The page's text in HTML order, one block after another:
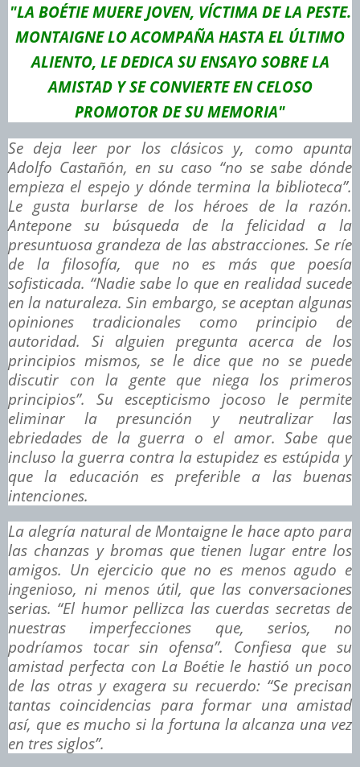
"LA BOÉTIE MUERE JOVEN, VÍCTIMA DE LA PESTE.
MONTAIGNE LO ACOMPAÑA HASTA EL ÚLTIMO
ALIENTO, LE DEDICA SU ENSAYO SOBRE LA
AMISTAD Y SE CONVIERTE EN CELOSO
PROMOTOR DE SU MEMORIA"
Se deja leer por los clásicos y, como apunta
Adolfo Castañón, en su caso “no se sabe dónde
empieza el espejo y dónde termina la biblioteca”.
Le gusta burlarse de los héroes de la razón.
Antepone su búsqueda de la felicidad a la
presuntuosa grandeza de las abstracciones. Se ríe
de la filosofía, que no es más que poesía
sofisticada. “Nadie sabe lo que en realidad sucede
en la naturaleza. Sin embargo, se aceptan algunas
opiniones tradicionales como principio de
autoridad. Si alguien pregunta acerca de los
principios mismos, se le dice que no se puede
discutir con la gente que niega los primeros
principios”. Su escepticismo jocoso le permite
eliminar la presunción y neutralizar las
ebriedades de la guerra o el amor. Sabe que
incluso la guerra contra la estupidez es estúpida y
que la educación es preferible a las buenas
intenciones.
La alegría natural de Montaigne le hace apto para
las chanzas y bromas que tienen lugar entre los
amigos. Un ejercicio que no es menos agudo e
ingenioso, ni menos útil, que las conversaciones
serias. “El humor pellizca las cuerdas secretas de
nuestras imperfecciones que, serios, no
podríamos tocar sin ofensa”. Confiesa que su
amistad perfecta con La Boétie le hastió un poco
de las otras y exagera su recuerdo: “Se precisan
tantas coincidencias para formar una amistad
así, que es mucho si la fortuna la alcanza una vez
en tres siglos”.